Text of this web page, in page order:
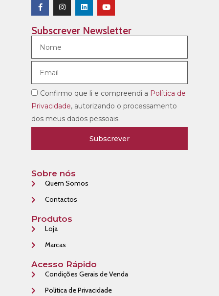
Sobre nós
Quem Somos
Contactos
Produtos
Loja
Marcas
Acesso Rápido
Condições Gerais de Venda
Política de Privacidade
Subscrever Newsletter
Confirmo que li e compreendi a Política de
Privacidade, autorizando o processamento
dos meus dados pessoais.
Subscrever